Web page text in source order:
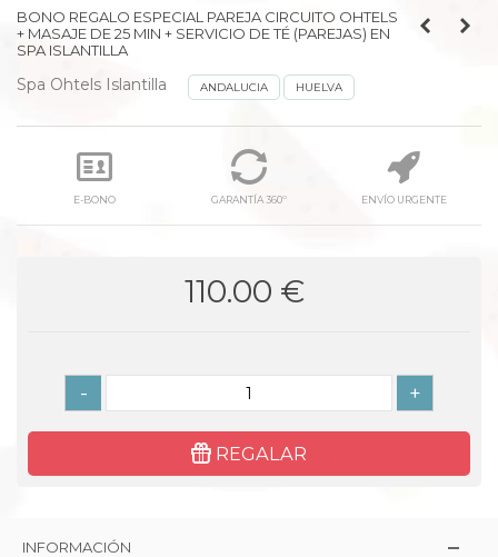
BONO REGALO ESPECIAL PAREJA CIRCUITO OHTELS
+ MASAJE DE 25 MIN + SERVICIO DE TÉ (PAREJAS) EN
SPA ISLANTILLA
Spa Ohtels Islantilla ANDALUCIA HUELVA
E-BONO GARANTÍA 360º ENVÍO URGENTE
110.00 €
- +
REGALAR
INFORMACIÓN